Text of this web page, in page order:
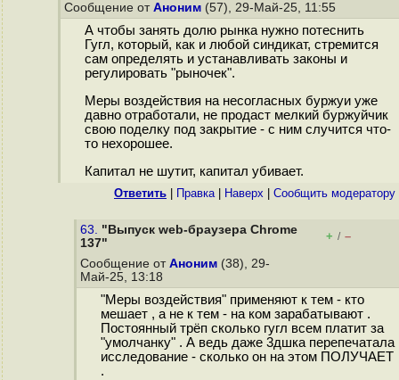
Сообщение от Аноним (57), 29-Май-25, 11:55
А чтобы занять долю рынка нужно потеснить
Гугл, который, как и любой синдикат, стремится
сам определять и устанавливать законы и
регулировать "рыночек".
Меры воздействия на несогласных буржуи уже
давно отработали, не продаст мелкий буржуйчик
свою поделку под закрытие - с ним случится что-
то нехорошее.
Капитал не шутит, капитал убивает.
Ответить Правка| Наверх Cообщить модератору
63. "Выпуск web-браузера Chrome
137"
+ / –
Сообщение от Аноним (38), 29-
Май-25, 13:18
"Меры воздействия" применяют к тем - кто
мешает , а не к тем - на ком зарабатывают .
Постоянный трёп сколько гугл всем платит за
"умолчанку" . А ведь даже 3дшка перепечатала
исследование - сколько он на этом ПОЛУЧАЕТ
.